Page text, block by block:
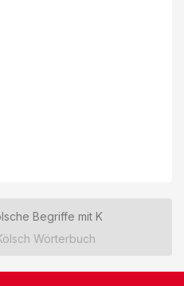
Begriffe mit K
Wörterbuch